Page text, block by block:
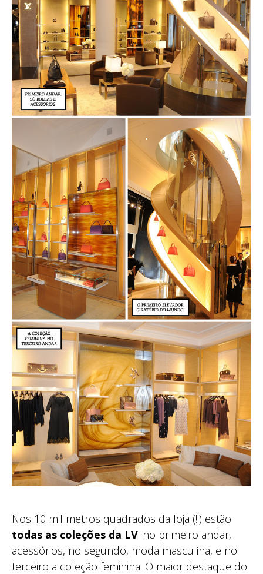
Nos 10 mil metros quadrados da loja (!!) estão
todas as coleções da LV: no primeiro andar,
acessórios, no segundo, moda masculina, e no
terceiro a coleção feminina. O maior destaque do